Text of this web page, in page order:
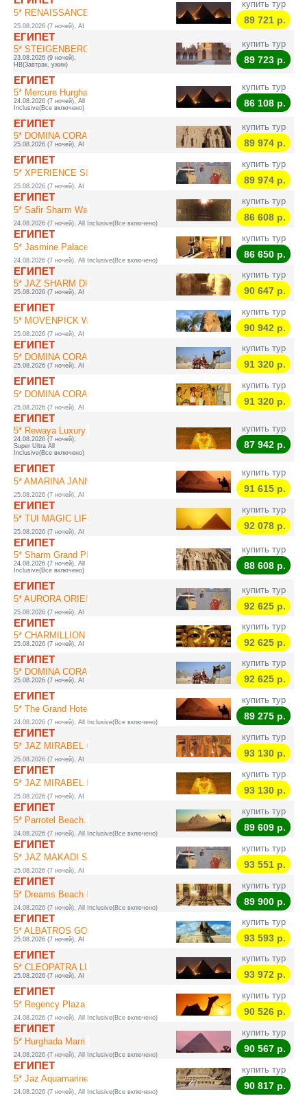
5* RENAISSANCE SH...
25.08.2026 (7 ночей), AI
купить тур
89 721 р.
ЕГИПЕТ
5* STEIGENBERGER ...
23.08.2026 (9 ночей),
HB(Завтрак, ужин)
купить тур
89 723 р.
ЕГИПЕТ
5* Mercure Hurgha...
24.08.2026 (7 ночей), All
Inclusive(Все включено)
купить тур
86 108 р.
ЕГИПЕТ
5* DOMINA CORAL B...
25.08.2026 (7 ночей), AI
купить тур
89 974 р.
ЕГИПЕТ
5* XPERIENCE SEA ...
25.08.2026 (7 ночей), AI
купить тур
89 974 р.
ЕГИПЕТ
5* Safir Sharm Wa...
24.08.2026 (7 ночей), All Inclusive(Все включено)
купить тур
86 608 р.
ЕГИПЕТ
5* Jasmine Palace...
24.08.2026 (7 ночей), All Inclusive(Все включено)
купить тур
86 650 р.
ЕГИПЕТ
5* JAZ SHARM DREA...
25.08.2026 (7 ночей), AI
купить тур
90 647 р.
ЕГИПЕТ
5* MOVENPICK WATE...
25.08.2026 (7 ночей), AI
купить тур
90 942 р.
ЕГИПЕТ
5* DOMINA CORAL B...
25.08.2026 (7 ночей), AI
купить тур
91 320 р.
ЕГИПЕТ
5* DOMINA CORAL B...
25.08.2026 (7 ночей), AI
купить тур
91 320 р.
ЕГИПЕТ
5* Rewaya Luxury ...
24.08.2026 (7 ночей),
Super Ultra All
Inclusive(Все включено)
купить тур
87 942 р.
ЕГИПЕТ
5* AMARINA JANNAH...
25.08.2026 (7 ночей), AI
купить тур
91 615 р.
ЕГИПЕТ
5* TUI MAGIC LIFE...
25.08.2026 (7 ночей), AI
купить тур
92 078 р.
ЕГИПЕТ
5* Sharm Grand Pl...
24.08.2026 (7 ночей), All
Inclusive(Все включено)
купить тур
88 608 р.
ЕГИПЕТ
5* AURORA ORIENTA...
25.08.2026 (7 ночей), AI
купить тур
92 625 р.
ЕГИПЕТ
5* CHARMILLION CL...
25.08.2026 (7 ночей), AI
купить тур
92 625 р.
ЕГИПЕТ
5* DOMINA CORAL B...
25.08.2026 (7 ночей), AI
купить тур
92 625 р.
ЕГИПЕТ
5* The Grand Hote...
24.08.2026 (7 ночей), All Inclusive(Все включено)
купить тур
89 275 р.
ЕГИПЕТ
5* JAZ MIRABEL CL...
25.08.2026 (7 ночей), AI
купить тур
93 130 р.
ЕГИПЕТ
5* JAZ MIRABEL PA...
25.08.2026 (7 ночей), AI
купить тур
93 130 р.
ЕГИПЕТ
5* Parrotel Beach...
24.08.2026 (7 ночей), All Inclusive(Все включено)
купить тур
89 609 р.
ЕГИПЕТ
5* JAZ MAKADI SAR...
25.08.2026 (7 ночей), AI
купить тур
93 551 р.
ЕГИПЕТ
5* Dreams Beach R...
24.08.2026 (7 ночей), All Inclusive(Все включено)
купить тур
89 900 р.
ЕГИПЕТ
5* ALBATROS GOLF ...
25.08.2026 (7 ночей), AI
купить тур
93 593 р.
ЕГИПЕТ
5* CLEOPATRA LUXU...
25.08.2026 (7 ночей), AI
купить тур
93 972 р.
ЕГИПЕТ
5* Regency Plaza ...
24.08.2026 (7 ночей), All Inclusive(Все включено)
купить тур
90 526 р.
ЕГИПЕТ
5* Hurghada Marri...
24.08.2026 (7 ночей), All Inclusive(Все включено)
купить тур
90 567 р.
ЕГИПЕТ
5* Jaz Aquamarine...
24.08.2026 (7 ночей), All Inclusive(Все включено)
купить тур
90 817 р.